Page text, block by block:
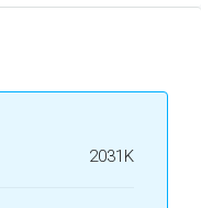
2031K